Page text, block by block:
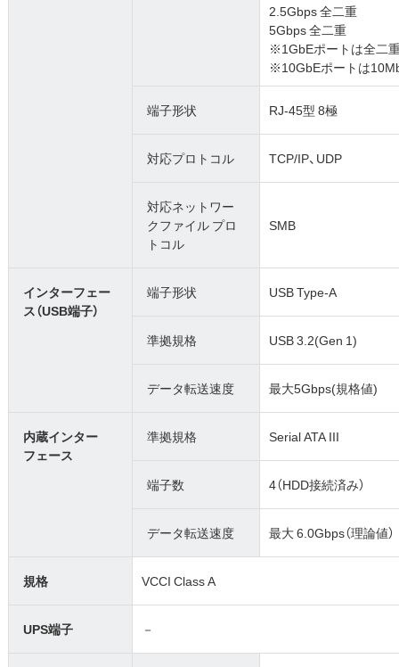
2.5Gbps 全二重
5Gbps 全二重
※1GbEポートは全二
※10GbEポートは
端子形状 RJ-45型 8極
対応プロトコル TCP/IP、UDP
対応ネットワー
クファイル プロ
トコル
SMB
インターフェー
ス（USB端子）
端子形状 USB Type-A
準拠規格 USB 3.2(Gen 1)
データ転送速度 最大5Gbps(規格値)
内蔵インター
フェース
準拠規格 Serial ATA III
端子数 4（HDD接続済み）
データ転送速度 最大 6.0Gbps（理論値）
規格 VCCI Class A
UPS端子 －